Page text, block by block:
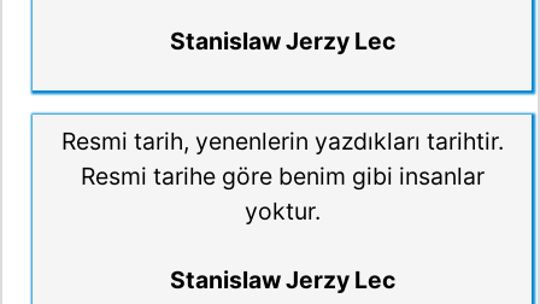
Stanislaw Jerzy Lec
Resmi tarih, yenenlerin yazdıkları tarihtir.
Resmi tarihe göre benim gibi insanlar
yoktur.
Stanislaw Jerzy Lec